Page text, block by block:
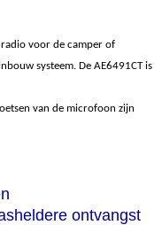
radio voor de camper of
systeem. De AE6491CT is
van de microfoon zijn
ontvangst